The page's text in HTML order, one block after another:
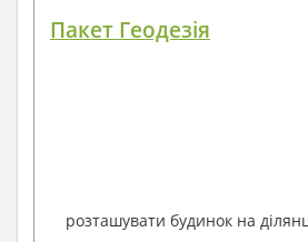
Пакет Геодезія
розташувати будинок на